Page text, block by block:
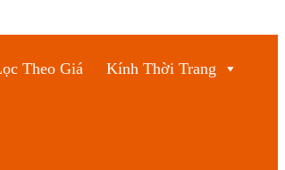
Theo Giá
Kính Thời Trang